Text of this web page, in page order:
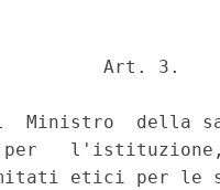
Art. 3.
Ministro  della
per
etici per le